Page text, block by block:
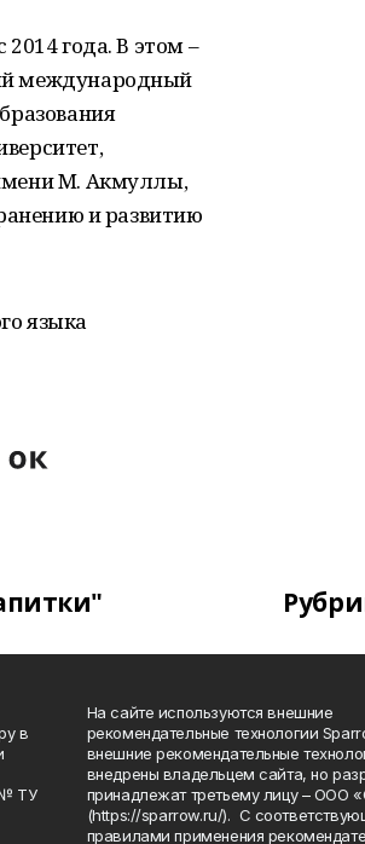
года. В этом –
международный
М. Акмуллы,
и развитию
языка
в
№ ТУ
На сайте используются внешние
рекомендательные технологии
внешние рекомендательные
внедрены владельцем сайта, но
принадлежат третьему лицу – ООО
(https://sparrow.ru/). С
правилами применения